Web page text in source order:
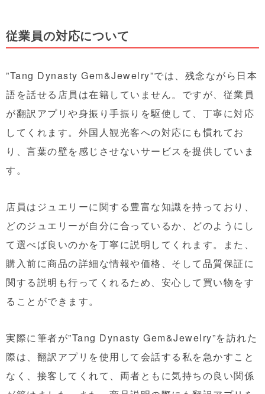
従業員の対応について
”Tang Dynasty Gem&Jewelry”では、残念ながら日本
語を話せる店員は在籍していません。ですが、従業員
が翻訳アプリや身振り手振りを駆使して、丁寧に対応
してくれます。外国人観光客への対応にも慣れてお
り、言葉の壁を感じさせないサービスを提供していま
す。
店員はジュエリーに関する豊富な知識を持っており、
どのジュエリーが自分に合っているか、どのようにし
て選べば良いのかを丁寧に説明してくれます。また、
購入前に商品の詳細な情報や価格、そして品質保証に
関する説明も行ってくれるため、安心して買い物をす
ることができます。
実際に筆者が”Tang Dynasty Gem&Jewelry”を訪れた
際は、翻訳アプリを使用して会話する私を急かすこと
なく、接客してくれて、両者ともに気持ちの良い関係